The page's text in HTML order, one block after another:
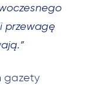
przewagę
gazety